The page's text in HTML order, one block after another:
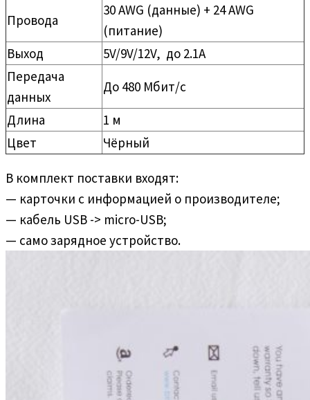
Провода
30 AWG (данные) + 24 AWG
(питание)
Выход
5V/9V/12V, до 2.1A
Передача
данных
До 480 Мбит/с
Длина
1 м
Цвет
Чёрный
В комплект поставки входят:
— карточки с информацией о производителе;
— кабель USB -> micro-USB;
— само зарядное устройство.